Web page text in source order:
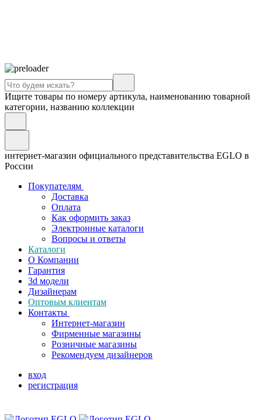
Ищите товары по номеру артикула, наименованию товарной
категории, названию коллекции
интернет-магазин официального представительства EGLO в
России
Покупателям
Доставка
Оплата
Как оформить заказ
Электронные каталоги
Вопросы и ответы
Каталоги
О Компании
Гарантия
3d модели
Дизайнерам
Оптовым клиентам
Контакты
Интернет-магазин
Фирменные магазины
Розничные магазины
Рекомендуем дизайнеров
вход
регистрация